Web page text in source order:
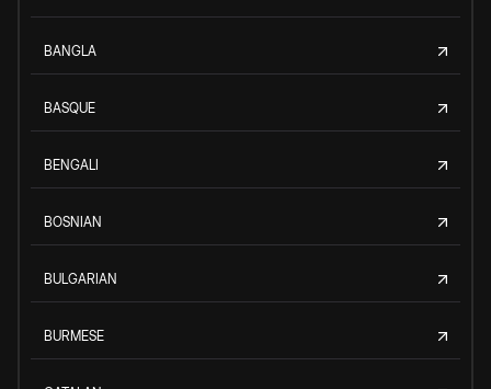
BANGLA
BASQUE
BENGALI
BOSNIAN
BULGARIAN
BURMESE